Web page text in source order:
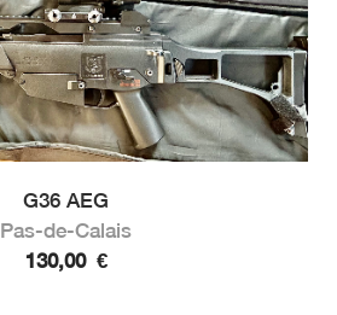
G36 AEG
Pas-de-Calais
130,00 €